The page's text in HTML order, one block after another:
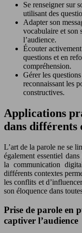
Se renseigner sur
utilisant des
Adapter son
vocabulaire et son
l’audience.
Écouter
questions et en
compréhension.
Gérer les
reconnaissant les
constructives.
Applications
dans différents
L’art de la parole ne se
également essentiel
la communication
différents contextes
les conflits et
son éloquence dans
Prise de parole en
captiver l’audience